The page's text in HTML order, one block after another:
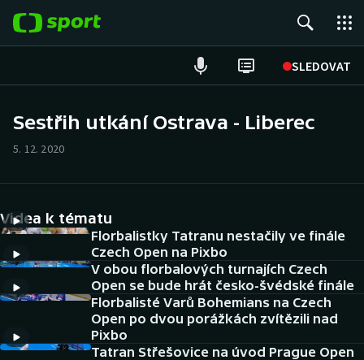
SLEDOVAT
Hokej
Tenis
Atletika
Cyklistika
DALŠÍ SPORTY
Americký fotbal
NEPŘEHLÉDNĚTE
Sestřih utkání Ostrava - Liberec
5. 12. 2020
Videa k tématu
Florbalistky Tatranu nestačily ve finále
Czech Open na Pixbo
V obou florbalových turnajích Czech
Open se bude hrát česko-švédské finále
Florbalisté Varů Bohemians na Czech
Open po dvou porážkách zvítězili nad
Pixbo
Tatran Střešovice na úvod Prague Open